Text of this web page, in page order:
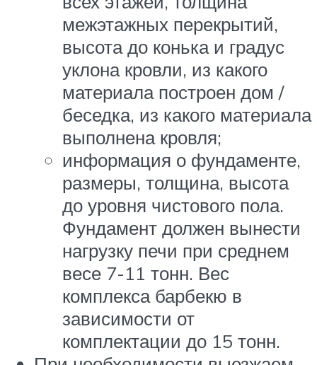
межэтажных перекрытий,
высота до конька и градус
уклона кровли, из какого
материала построен дом /
беседка, из какого материала
выполнена кровля;
информация о фундаменте,
размеры, толщина, высота
до уровня чистового пола.
Фундамент должен вынести
нагрузку печи при среднем
весе 7-11 тонн. Вес
комплекса барбекю в
зависимости от
комплектации до 15 тонн.